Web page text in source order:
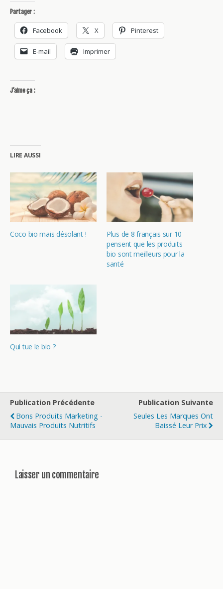
Partager :
Facebook X Pinterest
E-mail Imprimer
J’aime ça :
LIRE AUSSI
Coco bio mais désolant !
Plus de 8 français sur 10
pensent que les produits
bio sont meilleurs pour la
santé
Qui tue le bio ?
Publication Précédente
Bons Produits Marketing -
Mauvais Produits Nutritifs
Publication Suivante
Seules Les Marques Ont
Baissé Leur Prix
Laisser un commentaire